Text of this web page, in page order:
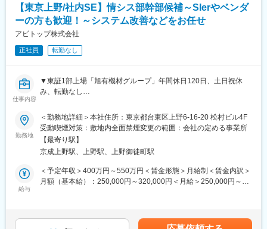
たなサービスのイノベーションを目標に、地球全体を活動拠点と
考えています。
変更の範囲：会社の定める業務
・社内関係先及び監査法人との協議・対応 等
■組織構成
変更の範囲：会社の定める業務
【東京上野/社内SE】情シス部幹部候補～SIerやベンダ
ーの方も歓迎！～システム改善などをお任せ
アビトップ株式会社
正社員 転勤なし
仕事内容
▼東証1部上場「旭有機材グループ」年間休日120日、土日祝休
み、転勤なし
すさ抜群
▼システム改善や新システムの導入に際してベンダーコントロー
ルを行いますので様々なスキルが身に付きます。
【選考場所】〒110-0005 東京都台東区上野6-16-20 松村ビル4階
【業務内容】自社内における業務最適化に向け、ERPの社内
SE（ベンダーコントロール）をお任せいたします。
【入社後の想定業務】当社は親会社である旭有機材を含め、様々
▼経理/財務関連のソフト
勤務地
＜勤務地詳細＞本社住所：東京都台東区上野6-16-20 松村ビル4F
受動喫煙対策：敷地内全面禁煙変更の範囲：会社の定める事業所
【最寄り駅】
京成上野駅、上野駅、上野御徒町駅
給与
＜予定年収＞400万円～550万円＜賃金形態＞月給制＜賃金内訳＞
月額（基本給）：250,000円～320,000円＜月給＞250,000円～